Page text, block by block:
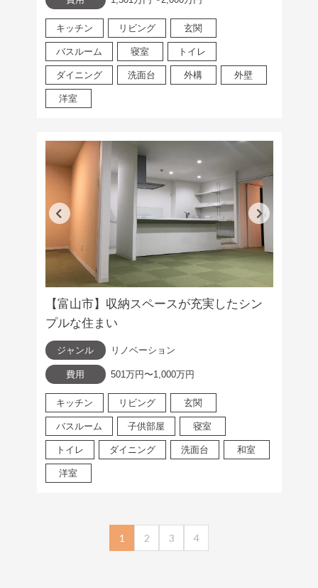
キッチン リビング 玄関
バスルーム 寝室 トイレ
ダイニング 洗面台 外構 外壁
洋室
【富山市】収納スペースが充実したシン
プルな住まい
ジャンル リノベーション
費用 501万円〜1,000万円
キッチン リビング 玄関
バスルーム 子供部屋 寝室
トイレ ダイニング 洗面台 和室
洋室
1 2 3 4